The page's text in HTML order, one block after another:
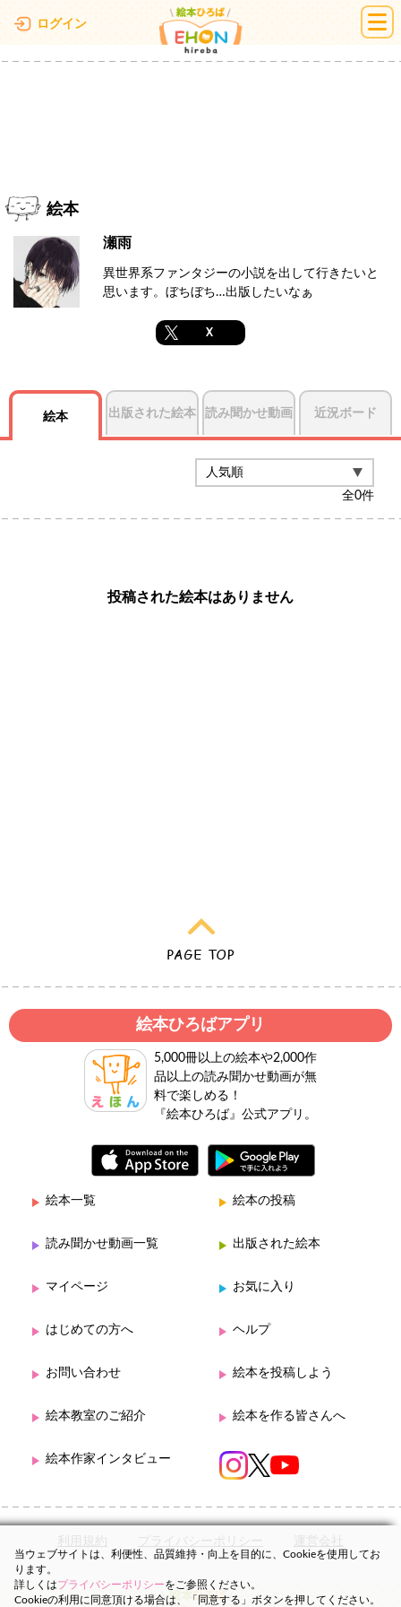
ログイン 絵本ひろば
絵本
瀬雨
異世界系ファンタジーの小説を出して行きたいと
思います。ぼちぼち…出版したいなぁ
X
絵本 出版された絵本 読み聞かせ動画 近況ボード
全0件
投稿された絵本はありません
絵本ひろばアプリ
5,000冊以上の絵本や2,000作
品以上の読み聞かせ動画が無
料で楽しめる！
『絵本ひろば』公式アプリ。
絵本一覧 絵本の投稿
読み聞かせ動画一覧 出版された絵本
マイページ お気に入り
はじめての方へ ヘルプ
お問い合わせ 絵本を投稿しよう
絵本教室のご紹介 絵本を作る皆さんへ
絵本作家インタビュー
利用規約 プライバシーポリシー 運営会社
当ウェブサイトは、利便性、品質維持・向上を目的に、Cookieを使用してお
ります。
詳しくはプライバシーポリシーをご参照ください。
Cookieの利用に同意頂ける場合は、「同意する」ボタンを押してください。